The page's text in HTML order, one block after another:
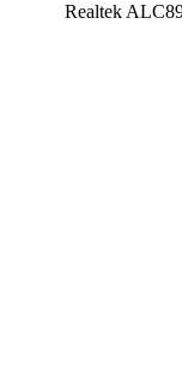
Realtek